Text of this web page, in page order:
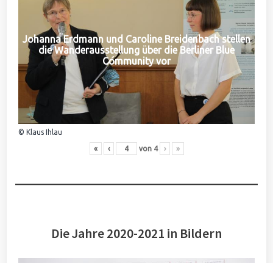
Johanna Erdmann und Caroline Breidenbach stellen
die Wanderausstellung über die Berliner Blue
Community vor
© Klaus Ihlau
« ‹ von 4 › »
Die Jahre 2020-2021 in Bildern